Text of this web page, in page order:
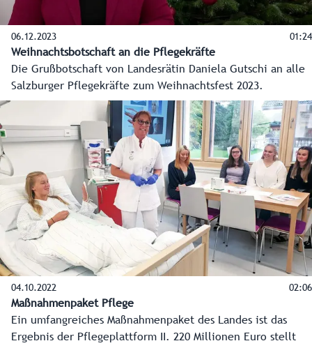
06.12.2023 01:24
Weihnachtsbotschaft an die Pflegekräfte
Die Grußbotschaft von Landesrätin Daniela Gutschi an alle
Salzburger Pflegekräfte zum Weihnachtsfest 2023.
04.10.2022 02:06
Maßnahmenpaket Pflege
Ein umfangreiches Maßnahmenpaket des Landes ist das
Ergebnis der Pflegeplattform II. 220 Millionen Euro stellt